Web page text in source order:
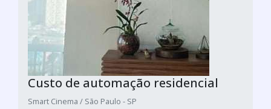
Custo de automação residencial
Smart Cinema / São Paulo - SP